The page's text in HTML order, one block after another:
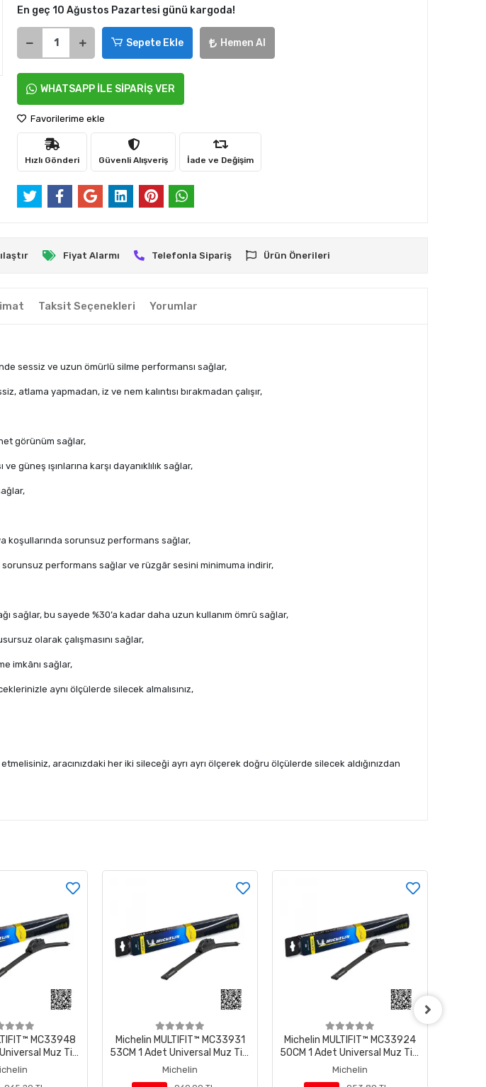
En geç 10 Ağustos Pazartesi günü kargoda!
Sepete Ekle Hemen Al
WHATSAPP İLE SİPARİŞ VER
Favorilerime ekle
Hızlı Gönderi Güvenli Alışveriş İade ve Değişim
Fiyat Alarmı Telefonla Sipariş Ürün Önerileri
Taksit Seçenekleri Yorumlar
sessiz ve uzun ömürlü silme performansı sağlar,
atlama yapmadan, iz ve nem kalıntısı bırakmadan çalışır,
görünüm sağlar,
güneş ışınlarına karşı dayanıklılık sağlar,
koşullarında sorunsuz performans sağlar,
performans sağlar ve rüzgâr sesini minimuma indirir,
sağlar, bu sayede %30’a kadar daha uzun kullanım ömrü sağlar,
olarak çalışmasını sağlar,
imkânı sağlar,
aynı ölçülerde silecek almalısınız,
aracınızdaki her iki sileceği ayrı ayrı ölçerek doğru ölçülerde silecek aldığınızdan
MC33931
Muz Tipi
Michelin MULTIFIT™ MC33924
50CM 1 Adet Universal Muz Tipi
Silecek
Michelin
Michelin MULTIFIT™ MC33917
48CM 1 Adet Universal Muz Tipi
Silecek
Michelin